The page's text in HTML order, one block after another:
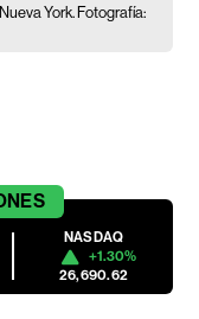
York. Fotografía:
NASDAQ
+1.30%
26,690.62